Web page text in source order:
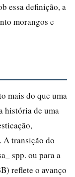
essa definição, a
morangos e
mais do que uma
história de uma
A transição do
spp. ou para a
reflete o avanço